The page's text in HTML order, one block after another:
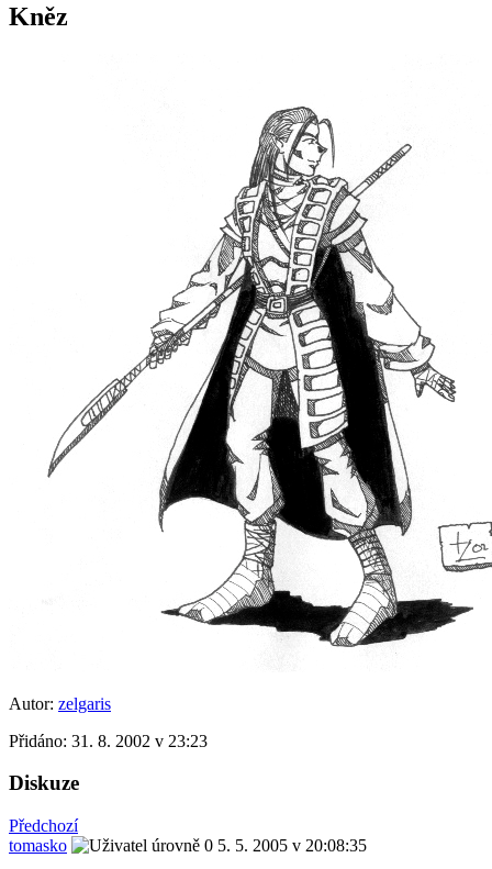
Kněz
Autor: zelgaris
Přidáno: 31. 8. 2002 v 23:23
Diskuze
Předchozí
tomasko
5. 5. 2005 v 20:08:35